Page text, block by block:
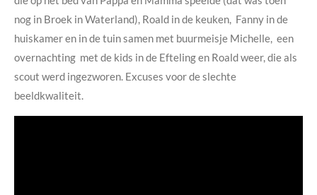
nog in Broek in Waterland), Roald in de keuken, Fanny in de
huiskamer en in de tuin samen met buurmeisje Michelle, een
overnachting met de kids in de Efteling en Roald weer, die als
scout werd ingezworen. Excuses voor de slechte
beeldkwaliteit.